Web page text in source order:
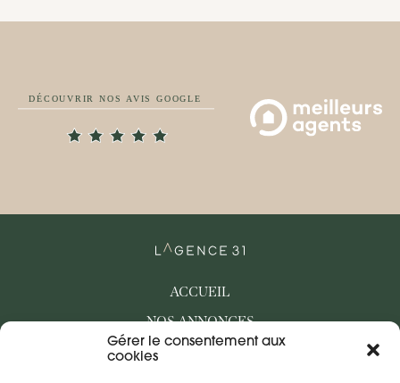
Gérer le consentement aux
cookies
ACCUEIL
NOS ANNONCES
BIENS VENDUS